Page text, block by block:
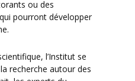
ou des
pourront développer
l’Institut se
recherche autour des